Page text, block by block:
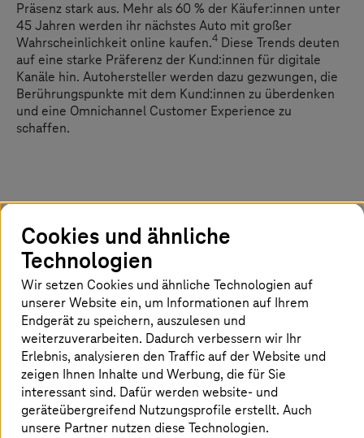
Präsenz stark aus. Mehr als 60 % der Käufer:innen unter
45 Jahren werden ihr nächstes Auto mit großer
Wahrscheinlichkeit online kaufen.4 Diese Trends deuten
auf eine starke Präferenz der Kund:innen für digitale
Kanäle hin. Autohersteller werden dazu gezwungen, die
Berührungspunkte mit dem Kund:innen zu überdenken
und eine Omnichannel Customer Experience zu
schaffen.
Experience (CX)?
Steigende Erwartung der Kund:innen
wollen eine schnellere und einfachere Customer
Experience. Sie wollen Marken bequem online
kennenlernen, vergleichen, recherchieren und sich über
verschiedene Kanäle wie Websites, mobile
Anwendungen, soziale Medien Kontakt aufnehmen. Sie
sind bereit, sich bei schlechten Erfahrungen von einer
Marke abzuwenden. Etwa 86 % der Kund:innen trennen
sich von einer Marke, wenn sie zwei oder mehr schlechte
Erfahrungen gemacht haben. 49 % der Kund:innen
Cookies und ähnliche
Technologien
Wir setzen Cookies und ähnliche Technologien auf
unserer Website ein, um Informationen auf Ihrem
Endgerät zu speichern, auszulesen und
weiterzuverarbeiten. Dadurch verbessern wir Ihr
Erlebnis, analysieren den Traffic auf der Website und
zeigen Ihnen Inhalte und Werbung, die für Sie
interessant sind. Dafür werden website- und
geräteübergreifend Nutzungsprofile erstellt. Auch
unsere Partner nutzen diese Technologien.